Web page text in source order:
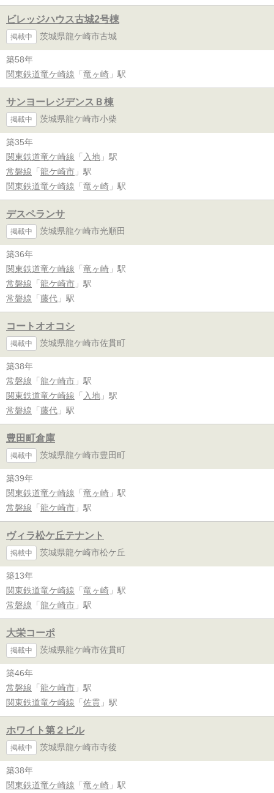
ビレッジハウス古城2号棟
掲載中 茨城県龍ケ崎市古城
築58年
関東鉄道竜ケ崎線 「 竜ヶ崎 」駅
サンヨーレジデンスＢ棟
掲載中 茨城県龍ケ崎市小柴
築35年
関東鉄道竜ケ崎線 「 入地 」駅
常磐線 「 龍ケ崎市 」駅
関東鉄道竜ケ崎線 「 竜ヶ崎 」駅
デスペランサ
掲載中 茨城県龍ケ崎市光順田
築36年
関東鉄道竜ケ崎線 「 竜ヶ崎 」駅
常磐線 「 龍ケ崎市 」駅
常磐線 「 藤代 」駅
コートオオコシ
掲載中 茨城県龍ケ崎市佐貫町
築38年
常磐線 「 龍ケ崎市 」駅
関東鉄道竜ケ崎線 「 入地 」駅
常磐線 「 藤代 」駅
豊田町倉庫
掲載中 茨城県龍ケ崎市豊田町
築39年
関東鉄道竜ケ崎線 「 竜ヶ崎 」駅
常磐線 「 龍ケ崎市 」駅
ヴィラ松ケ丘テナント
掲載中 茨城県龍ケ崎市松ケ丘
築13年
関東鉄道竜ケ崎線 「 竜ヶ崎 」駅
常磐線 「 龍ケ崎市 」駅
大栄コーポ
掲載中 茨城県龍ケ崎市佐貫町
築46年
常磐線 「 龍ケ崎市 」駅
関東鉄道竜ケ崎線 「 佐貫 」駅
ホワイト第２ビル
掲載中 茨城県龍ケ崎市寺後
築38年
関東鉄道竜ケ崎線 「 竜ヶ崎 」駅